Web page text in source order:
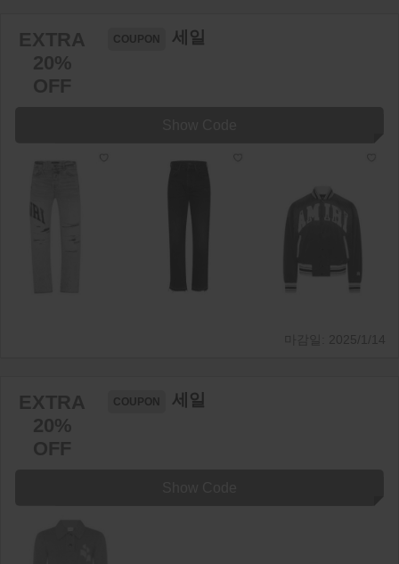
EXTRA
20%
OFF
세일
EXTRA
20%
OFF
세일